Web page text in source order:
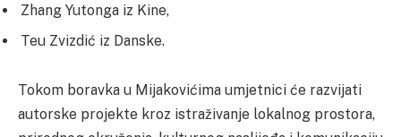
Zhang Yutonga iz Kine,
Teu Zvizdić iz Danske.
Tokom boravka u Mijakovićima umjetnici će razvijati
autorske projekte kroz istraživanje lokalnog prostora,